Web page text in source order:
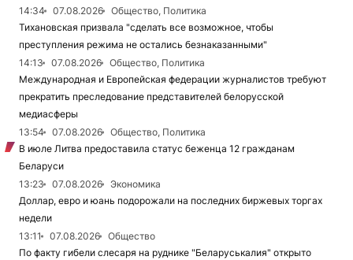
14:34
07.08.2026
Общество, Политика
Тихановская призвала "сделать все возможное, чтобы
преступления режима не остались безнаказанными"
14:13
07.08.2026
Общество, Политика
Международная и Европейская федерации журналистов требуют
прекратить преследование представителей белорусской
медиасферы
13:54
07.08.2026
Общество, Политика
В июле Литва предоставила статус беженца 12 гражданам
Беларуси
13:23
07.08.2026
Экономика
Доллар, евро и юань подорожали на последних биржевых торгах
недели
13:11
07.08.2026
Общество
По факту гибели слесаря на руднике "Беларуськалия" открыто